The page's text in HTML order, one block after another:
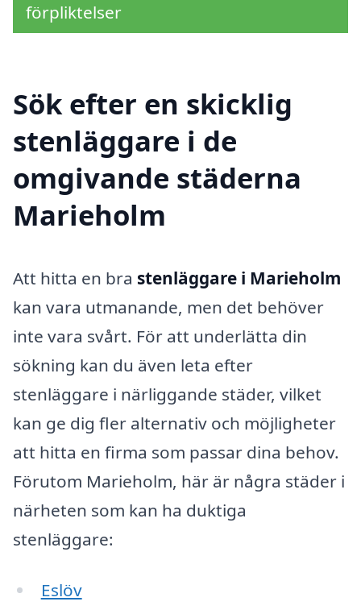
förpliktelser
Sök efter en skicklig
stenläggare i de
omgivande städerna
Marieholm
Att hitta en bra stenläggare i Marieholm
kan vara utmanande, men det behöver
inte vara svårt. För att underlätta din
sökning kan du även leta efter
stenläggare i närliggande städer, vilket
kan ge dig fler alternativ och möjligheter
att hitta en firma som passar dina behov.
Förutom Marieholm, här är några städer i
närheten som kan ha duktiga
stenläggare:
Eslöv